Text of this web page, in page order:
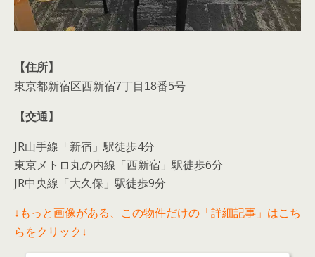
【住所】
東京都新宿区西新宿7丁目18番5号
【交通】
JR山手線「新宿」駅徒歩4分
東京メトロ丸の内線「西新宿」駅徒歩6分
JR中央線「大久保」駅徒歩9分
↓もっと画像がある、この物件だけの「詳細記事」はこち
らをクリック↓